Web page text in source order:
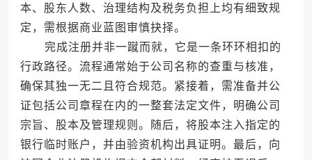
本、股东人数、治理结构及税务负担上均有细致规
定，需根据商业蓝图审慎抉择。
完成注册并非一蹴而就，它是一条环环相扣的
行政路径。流程通常始于公司名称的查重与核准，
确保其独一无二且符合规范。紧接着，需准备并公
证包括公司章程在内的一整套法定文件，明确公司
宗旨、股本及管理规则。随后，将股本注入指定的
银行临时账户，并由验资机构出具证明。最后，向